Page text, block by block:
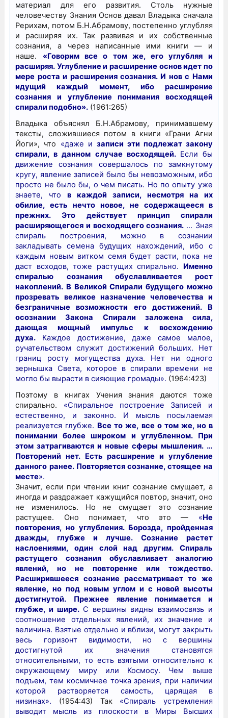
материал для его развития. Столь нужные
человечеству Знания Основ давал Владыка сначала
Рерихам, потом Б.Н.Абрамову, постепенно углубляя
и расширяя их. Так развивая и их собственные
сознания, а через написанные ими книги — и
наше. «Говорим все о том же, его углубляя и
расширяя. Углубление и расширение основ идет по
мере роста и расширения сознания. И нов с Нами
идущий каждый момент, ибо расширение
сознания и углубление понимания восходящей
спирали подобно». (1961:265)
Владыка объяснял Б.Н.Абрамову, принимавшему
тексты, сложившиеся потом в книги «Грани Агни
Йоги», что «даже и записи эти подлежат закону
спирали, в данном случае восходящей. Если бы
движение сознания совершалось по замкнутому
кругу, явление записей было бы невозможным, ибо
просто не было бы, о чем писать. Но по опыту уже
знаете, чтов каждой записи, несмотря на их
обилие, есть нечто новое, не содержащееся в
прежних. Это действует принцип спирали
расширяющегося и восходящего сознания. … Зная
спираль построения, можно в сознании
закладывать семена будущих нахождений, ибо с
каждым новым витком семя будет расти, пока не
даст всходов, тоже растущих спирально. Именно
спиралью сознания обуславливается рост
накоплений. В Великой Спирали будущего можно
прозревать великое назначение человечества и
безграничные возможности его достижений. В
осознании Закона Спирали заложена сила,
дающая мощный импульс к восхождению
духа. Каждое достижение, даже самое малое,
ручательством служит достижений больших. Нет
границ росту могущества духа. Нет ни одного
зернышка Света, которое в спирали времени не
могло бы вырасти в сияющие громады». (1964:423)
Поэтому в книгах Учения знания даются тоже
спирально. «Спиральное построение Записей и
естественно, и законно. И мысль посылаемая
реализуется глубже. Все то же, все о том же, но в
понимании более широком и углубленном. При
этом затрагиваются и новые сферы мышления. …
Повторений нет. Есть расширение и углубление
данного ранее. Повторяется сознание, стоящее на
месте».
Значит, если при чтении книг сознание смущает, а
иногда и раздражает кажущийся повтор, значит, оно
не изменилось. Но не смущает это сознание
растущее. Оно понимает, что это — «Не
повторения, но углубления. Борозда, пройденная
дважды, глубже и лучше. Сознание растет
наслоениями, один слой над другим. Спираль
растущего сознания обуславливает аналогию
явлений, но не повторение или тождество.
Расширившееся сознание рассматривает то же
явление, но под новым углом и с новой высоты
достигнутой. Прежнее явление понимается и
глубже, и шире.С вершины видны взаимосвязь и
соотношение отдельных явлений, их значение и
величина. Взятые отдельно и вблизи, могут закрыть
весь горизонт видимости, но с вершины
достигнутой их значения становятся
относительными, то есть взятыми относительно к
окружающему миру или Космосу. Чем выше
подъем, тем космичнее точка зрения, при наличии
которой растворяется самость, царящая в
низинах». (1954:43) Так «Спираль устремления
выводит мысль из плоскости в Миры Высших